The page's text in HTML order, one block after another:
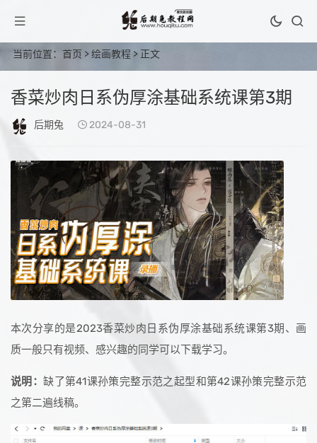
当前位置： 首页 >绘画教程> 正文
香菜炒肉日系伪厚涂基础系统课第3期
后期兔 2024-08-31
本次分享的是2023香菜炒肉日系伪厚涂基础系统课第3期、画
质一般只有视频、感兴趣的同学可以下载学习。
说明：缺了第41课孙策完整示范之起型和第42课孙策完整示范
之第二遍线稿。